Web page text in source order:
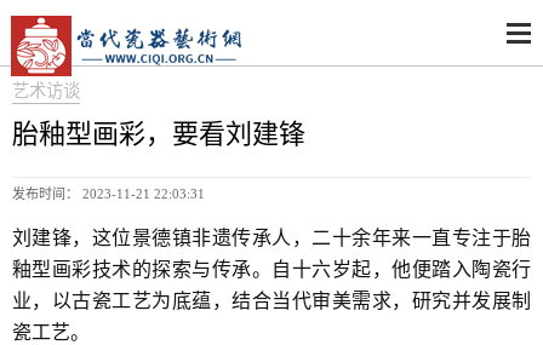
艺术访谈
胎釉型画彩，要看刘建锋
发布时间： 2023-11-21 22:03:31
刘建锋，这位景德镇非遗传承人，二十余年来一直专注于胎
釉型画彩技术的探索与传承。自十六岁起，他便踏入陶瓷行
业，以古瓷工艺为底蕴，结合当代审美需求，研究并发展制
瓷工艺。